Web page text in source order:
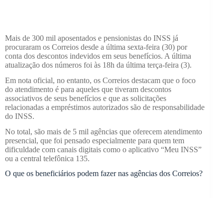
Mais de 300 mil aposentados e pensionistas do INSS já
procuraram os Correios desde a última sexta-feira (30) por
conta dos descontos indevidos em seus benefícios. A última
atualização dos números foi às 18h da última terça-feira (3).
Em nota oficial, no entanto, os Correios destacam que o foco
do atendimento é para aqueles que tiveram descontos
associativos de seus benefícios e que as solicitações
relacionadas a empréstimos autorizados são de responsabilidade
do INSS.
No total, são mais de 5 mil agências que oferecem atendimento
presencial, que foi pensado especialmente para quem tem
dificuldade com canais digitais como o aplicativo “Meu INSS”
ou a central telefônica 135.
O que os beneficiários podem fazer nas agências dos Correios?